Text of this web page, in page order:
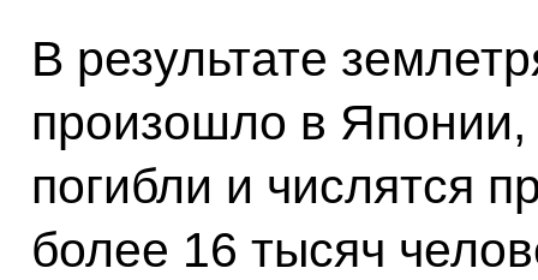
В результате
произошло в
погибли и числятся
более 16 тысяч